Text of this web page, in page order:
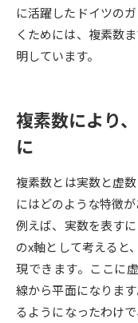
受
志望校・出願校を調
併願校選び
先輩が入学を決めた理由
学
に活躍したドイツの
くためには、複素数
明しています。
複素数により
に
複素数とは実数と虚
にはどのような特徴が
例えば、実数を表す
のx軸として考えると
現できます。ここに
線から平面になりま
るようになったわけ